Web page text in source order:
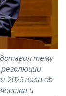
тему
2025 года об
и